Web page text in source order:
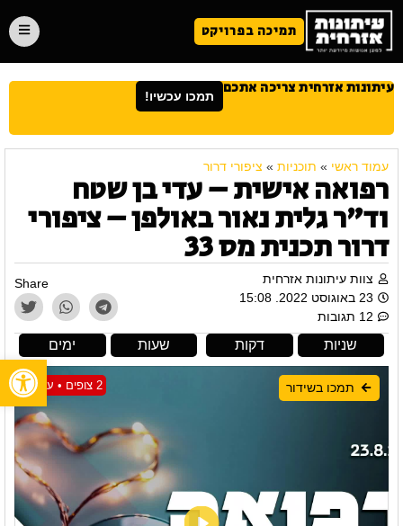
תמיכה בפרויקט
עיתונות אזרחית צריכה אתכם תמכו עכשיו!
עמוד ראשי » תוכניות » ציפורי דרור
רפואה אישית – עדי בן שטח
וד"ר גלית נאור באולפן – ציפורי
דרור תכנית מס 33
צוות עיתונות אזרחית
23 באוגוסט 2022. 15:08
12 תגובות
Share
ימים שעות דקות שניות
2 צופים • עכשיו תמכו בשידור